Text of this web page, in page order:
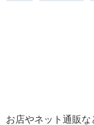
お店やネット通販な